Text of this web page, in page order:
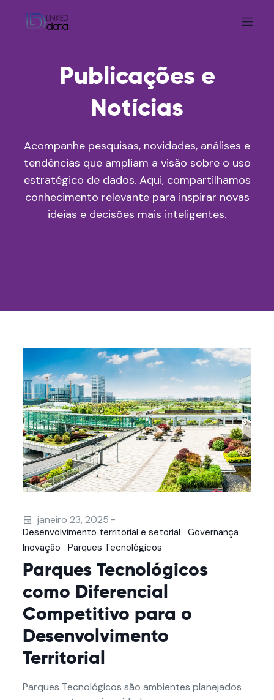
Publicações e
Notícias
Acompanhe pesquisas, novidades, análises e
tendências que ampliam a visão sobre o uso
estratégico de dados. Aqui, compartilhamos
conhecimento relevante para inspirar novas
ideias e decisões mais inteligentes.
janeiro 23, 2025 -
Desenvolvimento territorial e setorial
Governança
Inovação
Parques Tecnológicos
Parques Tecnológicos
como Diferencial
Competitivo para o
Desenvolvimento
Territorial
Parques Tecnológicos são ambientes planejados